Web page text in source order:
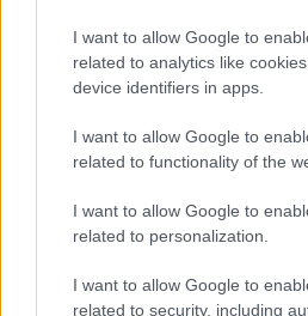
I want to allow Google to
related to analytics like
device identifiers in apps.
I want to allow Google to
related to functionality of the
I want to allow Google to
related to personalization.
I want to allow Google to
related to security, including
νοσοκομείο θα είναι
την αντιμετώπιση των